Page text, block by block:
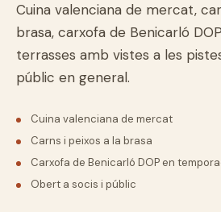
Cuina valenciana de mercat,
brasa, carxofa de Benicarló
terrasses amb vistes a les
públic en general.
Cuina valenciana de mercat
Carns i peixos a la brasa
Carxofa de Benicarló DOP en
Obert a socis i públic